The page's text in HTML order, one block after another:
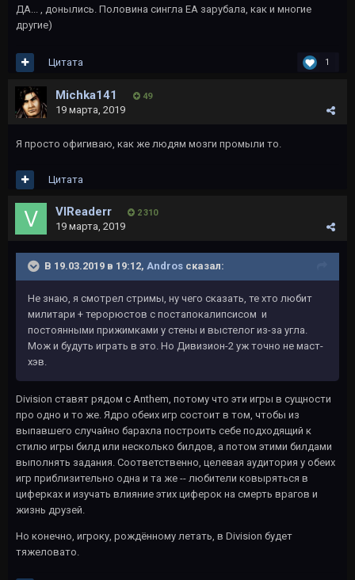
ДА... , донылись. Половина сингла ЕА зарубала, как и многие
другие)
1
Цитата
Michka141 49
19 марта, 2019
Я просто офигиваю, как же людям мозги промыли то.
Цитата
VlReaderr 2 310
19 марта, 2019
В 19.03.2019 в 19:12, Andros сказал:
Не знаю, я смотрел стримы, ну чего сказать, те хто любит
милитари + терорюстов с постапокалипсисом и
постоянными прижимками у стены и выстелог из-за угла.
Мож и будуть играть в это. Но Дивизион-2 уж точно не маст-
хэв.
Division ставят рядом с Anthem, потому что эти игры в сущности
про одно и то же. Ядро обеих игр состоит в том, чтобы из
выпавшего случайно барахла построить себе подходящий к
стилю игры билд или несколько билдов, а потом этими билдами
выполнять задания. Соответственно, целевая аудитория у обеих
игр приблизительно одна и та же -- любители ковыряться в
циферках и изучать влияние этих циферок на смерть врагов и
жизнь друзей.
Но конечно, игроку, рождённому летать, в Division будет
тяжеловато.